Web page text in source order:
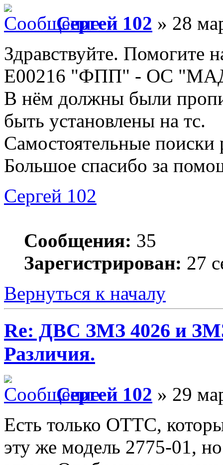
Сергей 102 » 28
Здравствуйте.
E00216 "ФПП" - ОС
В нём должны были
быть установлены на тс.
Самостоятельные поиски
Большое спасибо за
Сергей 102
Сообщения: 35
Зарегистрирован: 27
Вернуться к началу
Re: ДВС ЗМЗ 4026 и
Различия.
Сергей 102 » 29
Есть только ОТТС,
эту же модель 2775-01,